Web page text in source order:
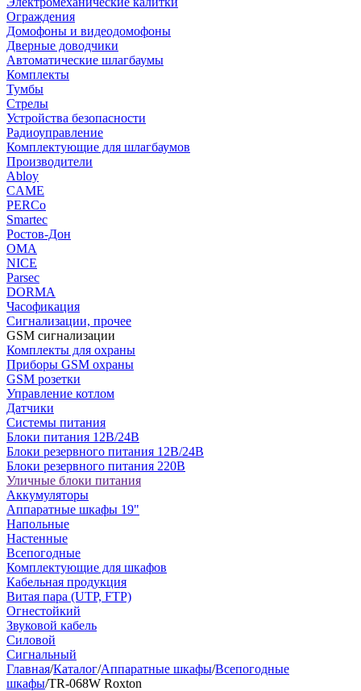
Ограждения
Домофоны и видеодомофоны
Дверные доводчики
Автоматические шлагбаумы
Комплекты
Тумбы
Стрелы
Устройства безопасности
Радиоуправление
Комплектующие для шлагбаумов
Производители
Abloy
CAME
PERCo
Smartec
Ростов-Дон
ОМА
NICE
Parsec
DORMA
Часофикация
Сигнализации, прочее
GSM сигнализации
Комплекты для охраны
Приборы GSM охраны
GSM розетки
Управление котлом
Датчики
Системы питания
Блоки питания 12В/24В
Блоки резервного питания 12В/24В
Блоки резервного питания 220В
Уличные блоки питания
Аккумуляторы
Аппаратные шкафы 19"
Напольные
Настенные
Всепогодные
Комплектующие для шкафов
Кабельная продукция
Витая пара (UTP, FTP)
Огнестойкий
Звуковой кабель
Силовой
Сигнальный
Главная/Каталог/Аппаратные шкафы/Всепогодные
шкафы/TR-068W Roxton